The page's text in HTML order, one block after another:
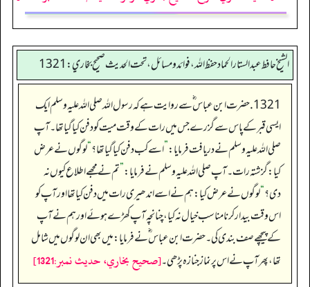
الشيخ حافط عبدالستار الحماد حفظ الله، فوائد و مسائل، تحت الحديث صحيح بخاري:1321
1321. حضرت ابن عباس ؓ سے روایت ہے کہ رسول اللہ صلی اللہ علیہ وسلم ایک
ایسی قبر کے پاس سے گزرے جس میں رات کے وقت میت کو دفن کیا گیا تھا۔ آپ
صلی اللہ علیہ وسلم نے دریافت فرمایا:”اسے کب دفن کیا گیا تھا؟“لوگوں نے عرض
کیا:گزشتہ رات۔ آپ صلی اللہ علیہ وسلم نے فرمایا:”تم نے مجھے اطلاع کیوں نہ
دی؟“لوگوں نے عرض کیا:ہم نے اسے اندھیری رات میں دفن کیا تھا اور آپ کو
اس وقت بیدار کرنا مناسب خیال نہ کیا،چنانچہ آپ کھڑے ہوئے اور ہم نے آپ
کے پیچھے صف بندی کی۔ حضرت ابن عباس ؓ نے فرمایا:میں بھی ان لوگوں میں شامل
تھا، پھر آپ نے اس پر نماز جنازہ پڑھی۔[صحيح بخاري، حديث نمبر:1321]